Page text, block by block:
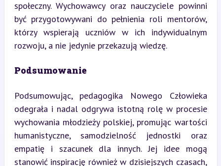
społeczny. Wychowawcy oraz nauczyciele powinni
być przygotowywani do pełnienia roli mentorów,
którzy wspierają uczniów w ich indywidualnym
rozwoju, a nie jedynie przekazują wiedzę.
Podsumowanie
Podsumowując, pedagogika Nowego Człowieka
odegrała i nadal odgrywa istotną rolę w procesie
wychowania młodzieży polskiej, promując wartości
humanistyczne, samodzielność jednostki oraz
empatię i szacunek dla innych. Jej idee mogą
stanowić inspirację również w dzisiejszych czasach,